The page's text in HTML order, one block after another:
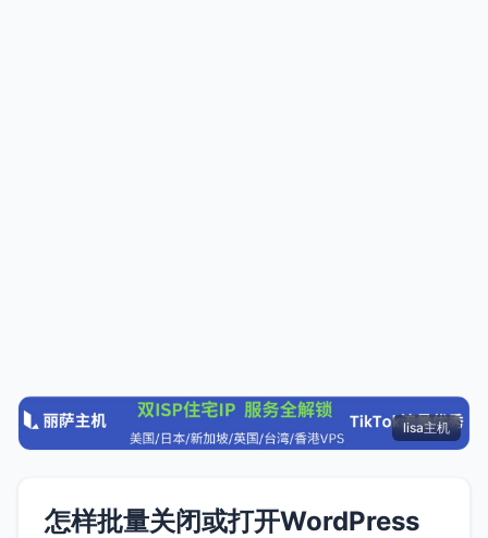
lisa主机
怎样批量关闭或打开WordPress